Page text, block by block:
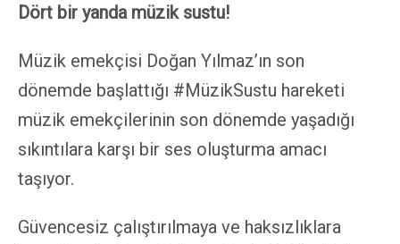
Dört bir yanda müzik sustu!
Müzik emekçisi Doğan Yılmaz’ın son
dönemde başlattığı #MüzikSustu hareketi
müzik emekçilerinin son dönemde yaşadığı
sıkıntılara karşı bir ses oluşturma amacı
taşıyor.
Güvencesiz çalıştırılmaya ve haksızlıklara